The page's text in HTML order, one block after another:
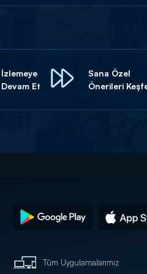
İzlemeye
Devam Et
Sana Özel
Önerileri
Tüm Uygulamalarımız